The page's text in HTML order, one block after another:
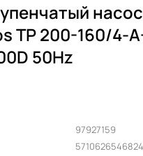
насос
TP 200-160/4-
50Hz
97927159
5710626546824